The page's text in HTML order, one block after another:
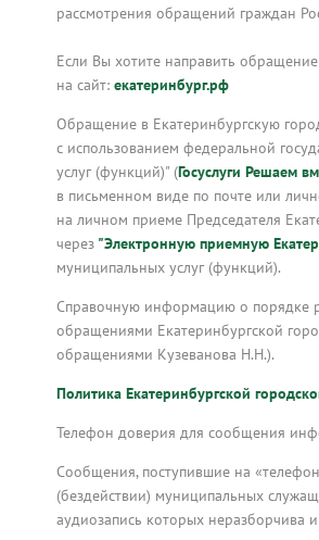
рассмотрения обращений граждан
Если Вы хотите направить
на сайт: екатеринбург.рф
Обращение в Екатеринбургскую
с использованием федеральной
услуг (функций)" (Госуслуги Решаем
в письменном виде по почте или
на личном приеме Председателя
через "Электронную приемную
муниципальных услуг (функций).
Справочную информацию о порядке
обращениями Екатеринбургской
обращениями Кузеванова Н.Н.).
Политика Екатеринбургской
Телефон доверия для сообщения
Сообщения, поступившие на
(бездействии) муниципальных
аудиозапись которых неразборчива